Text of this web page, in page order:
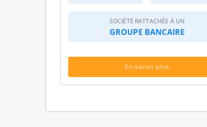
SOCIÉTÉ RATTACHÉE À UN
GROUPE BANCAIRE
En savoir plus